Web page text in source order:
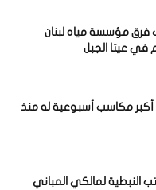
مؤسسة مياه لبنان
في عيتا الجبل
مكاسب أسبوعية له منذ
لمالكي المباني